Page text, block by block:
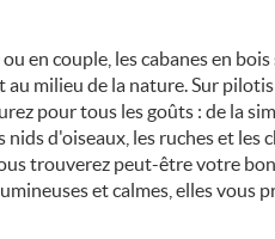
en couple, les cabanes en
milieu de la nature. Sur
pour tous les goûts : de la
d'oiseaux, les ruches et les
trouverez peut-être votre
et calmes, elles vous